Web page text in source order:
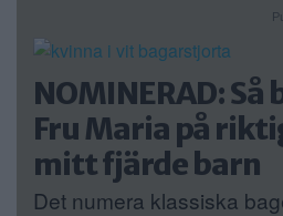
NOMINERAD: Så
Fru Maria på
mitt fjärde barn
Det numera klassiska